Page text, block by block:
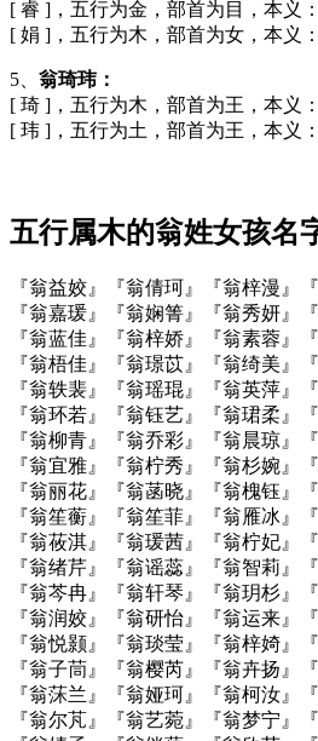
[ 睿 ]，五行为金，部首为目，本义
[ 娟 ]，五行为木，部首为女，本义
5、 翁琦玮：
[ 琦 ]，五行为木，部首为王，本义
[ 玮 ]，五行为土，部首为王，本义
五行属木的翁姓女孩名
『翁益姣』『翁倩珂』『翁梓漫』『
『翁嘉瑗』『翁娴箐』『翁秀妍』『
『翁蓝佳』『翁梓娇』『翁素蓉』『
『翁梧佳』『翁璟苡』『翁绮美』『
『翁轶裴』『翁瑶琨』『翁英萍』『
『翁环若』『翁钰艺』『翁珺柔』『
『翁柳青』『翁乔彩』『翁晨琼』『
『翁宜雅』『翁柠秀』『翁杉婉』『
『翁丽花』『翁菡晓』『翁槐钰』『
『翁笙蘅』『翁笙菲』『翁雁冰』『
『翁莜淇』『翁瑗茜』『翁柠妃』『
『翁绪芹』『翁谣蕊』『翁智莉』『
『翁芩冉』『翁轩琴』『翁玥杉』『
『翁润姣』『翁研怡』『翁运来』『
『翁悦颢』『翁琰莹』『翁梓婍』『
『翁子茼』『翁樱芮』『翁卉扬』『
『翁莯兰』『翁娅珂』『翁柯汝』『
『翁尔芃』『翁艺菀』『翁梦宁』『